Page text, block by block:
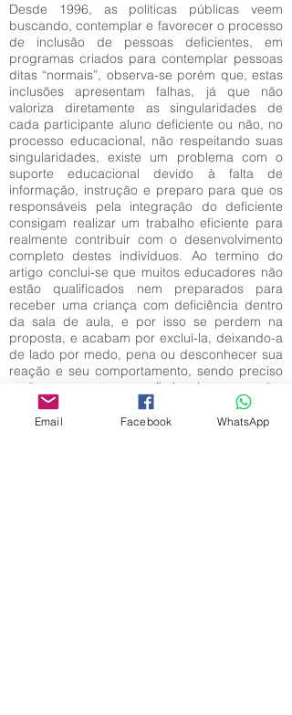
Desde 1996, as políticas públicas veem
buscando, contemplar e favorecer o processo
de inclusão de pessoas deficientes, em
programas criados para contemplar pessoas
ditas “normais”, observa-se porém que, estas
inclusões apresentam falhas, já que não
valoriza diretamente as singularidades de
cada participante aluno deficiente ou não, no
processo educacional, não respeitando suas
singularidades, existe um problema com o
suporte educacional devido à falta de
informação, instrução e preparo para que os
responsáveis pela integração do deficiente
consigam realizar um trabalho eficiente para
realmente contribuir com o desenvolvimento
completo destes indivíduos. Ao termino do
artigo conclui-se que muitos educadores não
estão qualificados nem preparados para
receber uma criança com deficiência dentro
da sala de aula, e por isso se perdem na
proposta, e acabam por excluí-la, deixando-a
de lado por medo, pena ou desconhecer sua
reação e seu comportamento, sendo preciso
então constantemente refletir sobre a questão.
Palavras-Chave:
Email Facebook WhatsApp